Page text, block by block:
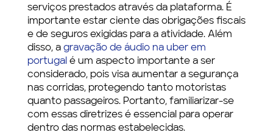
serviços prestados através da plataforma. É
importante estar ciente das obrigações fiscais
e de seguros exigidas para a atividade. Além
disso, a gravação de áudio na uber em
portugal é um aspecto importante a ser
considerado, pois visa aumentar a segurança
nas corridas, protegendo tanto motoristas
quanto passageiros. Portanto, familiarizar-se
com essas diretrizes é essencial para operar
dentro das normas estabelecidas.